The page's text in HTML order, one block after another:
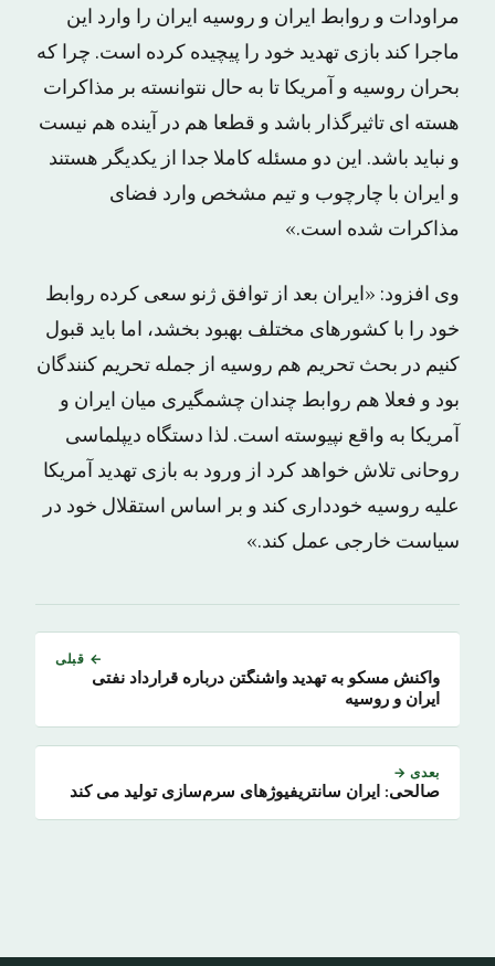
مراودات و روابط ایران و روسیه ایران را وارد این
ماجرا کند بازی تهدید خود را پیچیده کرده است. چرا که
بحران روسیه و آمریکا تا به حال نتوانسته بر مذاکرات
هسته ای تاثیرگذار باشد و قطعا هم در آینده هم نیست
و نباید باشد. این دو مسئله کاملا جدا از یکدیگر هستند
و ایران با چارچوب و تیم مشخص وارد فضای
مذاکرات شده است.»
وی افزود: «ایران بعد از توافق ژنو سعی کرده روابط
خود را با کشورهای مختلف بهبود بخشد، اما باید قبول
کنیم در بحث تحریم هم روسیه از جمله تحریم کنندگان
بود و فعلا هم روابط چندان چشمگیری میان ایران و
آمریکا به واقع نپیوسته است. لذا دستگاه دیپلماسی
روحانی تلاش خواهد کرد از ورود به بازی تهدید آمریکا
علیه روسیه خودداری کند و بر اساس استقلال خود در
سیاست خارجی عمل کند.»
← قبلی
واکنش مسکو به تهدید واشنگتن درباره قرارداد نفتی
ایران و روسیه
بعدی →
صالحی: ایران سانتریفیوژهای سرم‌سازی تولید می کند